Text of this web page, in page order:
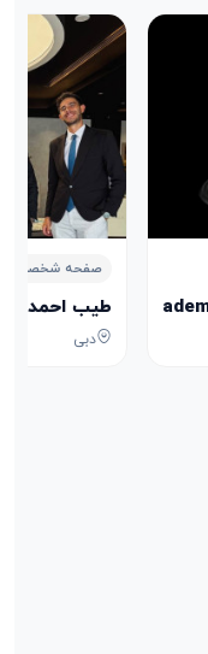
صفحه شخصی
طیب احمدی Tayeb Ahmadi
دبی